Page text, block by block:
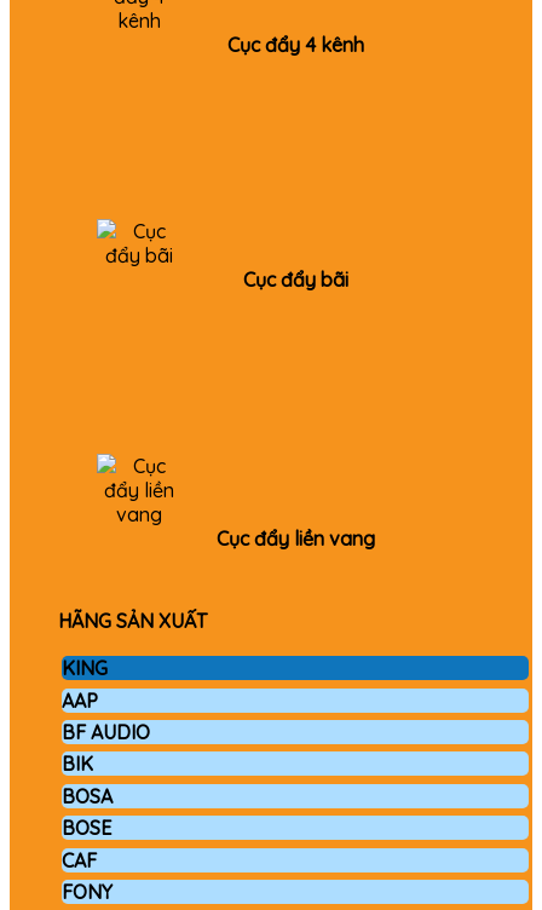
Cục đẩy 4 kênh
Cục đẩy bãi
Cục đẩy liền vang
HÃNG SẢN XUẤT
KING
AAP
BF AUDIO
BIK
BOSA
BOSE
CAF
FONY